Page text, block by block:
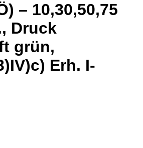
– 10,30,50,75
Druck
grün,
Erh. I-